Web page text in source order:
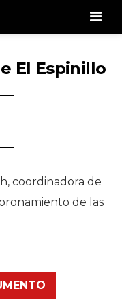
El Espinillo
coordinadora de
de las